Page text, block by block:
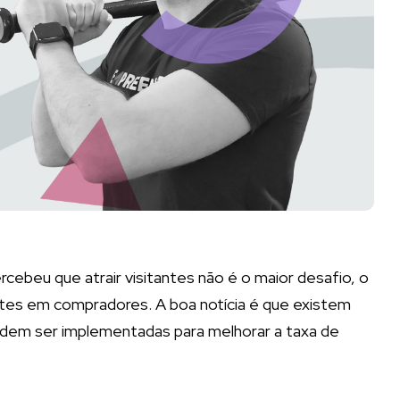
que atrair visitantes não é o maior desafio, o
em compradores. A boa notícia é que existem
ser implementadas para melhorar a taxa de